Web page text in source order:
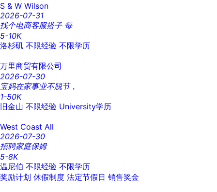
S & W Wilson
2026-07-31
找个电商客服搭子 每
5-10K
洛杉矶 不限经验 不限学历
万里商贸有限公司
2026-07-30
宝妈在家事业不脱节，
1-50K
旧金山 不限经验 University学历
West Coast All
2026-07-30
招聘家庭保姆
5-8K
温尼伯 不限经验 不限学历
奖励计划 休假制度 法定节假日 销售奖金